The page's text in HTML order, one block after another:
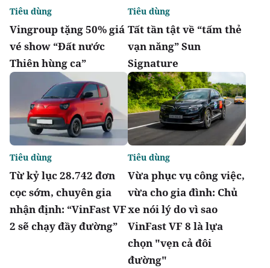
Vingroup tặng 50% giá
vé show “Đất nước
Thiên hùng ca”
Tiêu dùng
Tất tần tật về “tấm thẻ
vạn năng” Sun
Signature
Tiêu dùng
Từ kỷ lục 28.742 đơn
cọc sớm, chuyên gia
nhận định: “VinFast VF
2 sẽ chạy đầy đường”
Tiêu dùng
Vừa phục vụ công việc,
vừa cho gia đình: Chủ
xe nói lý do vì sao
VinFast VF 8 là lựa
chọn "vẹn cả đôi
đường"
Tiêu dùng